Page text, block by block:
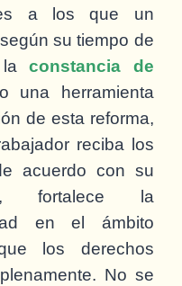
a los que un
su tiempo de
laconstancia de
una herramienta
de esta reforma,
reciba los
acuerdo con su
fortalece la
en el ámbito
los derechos
No se